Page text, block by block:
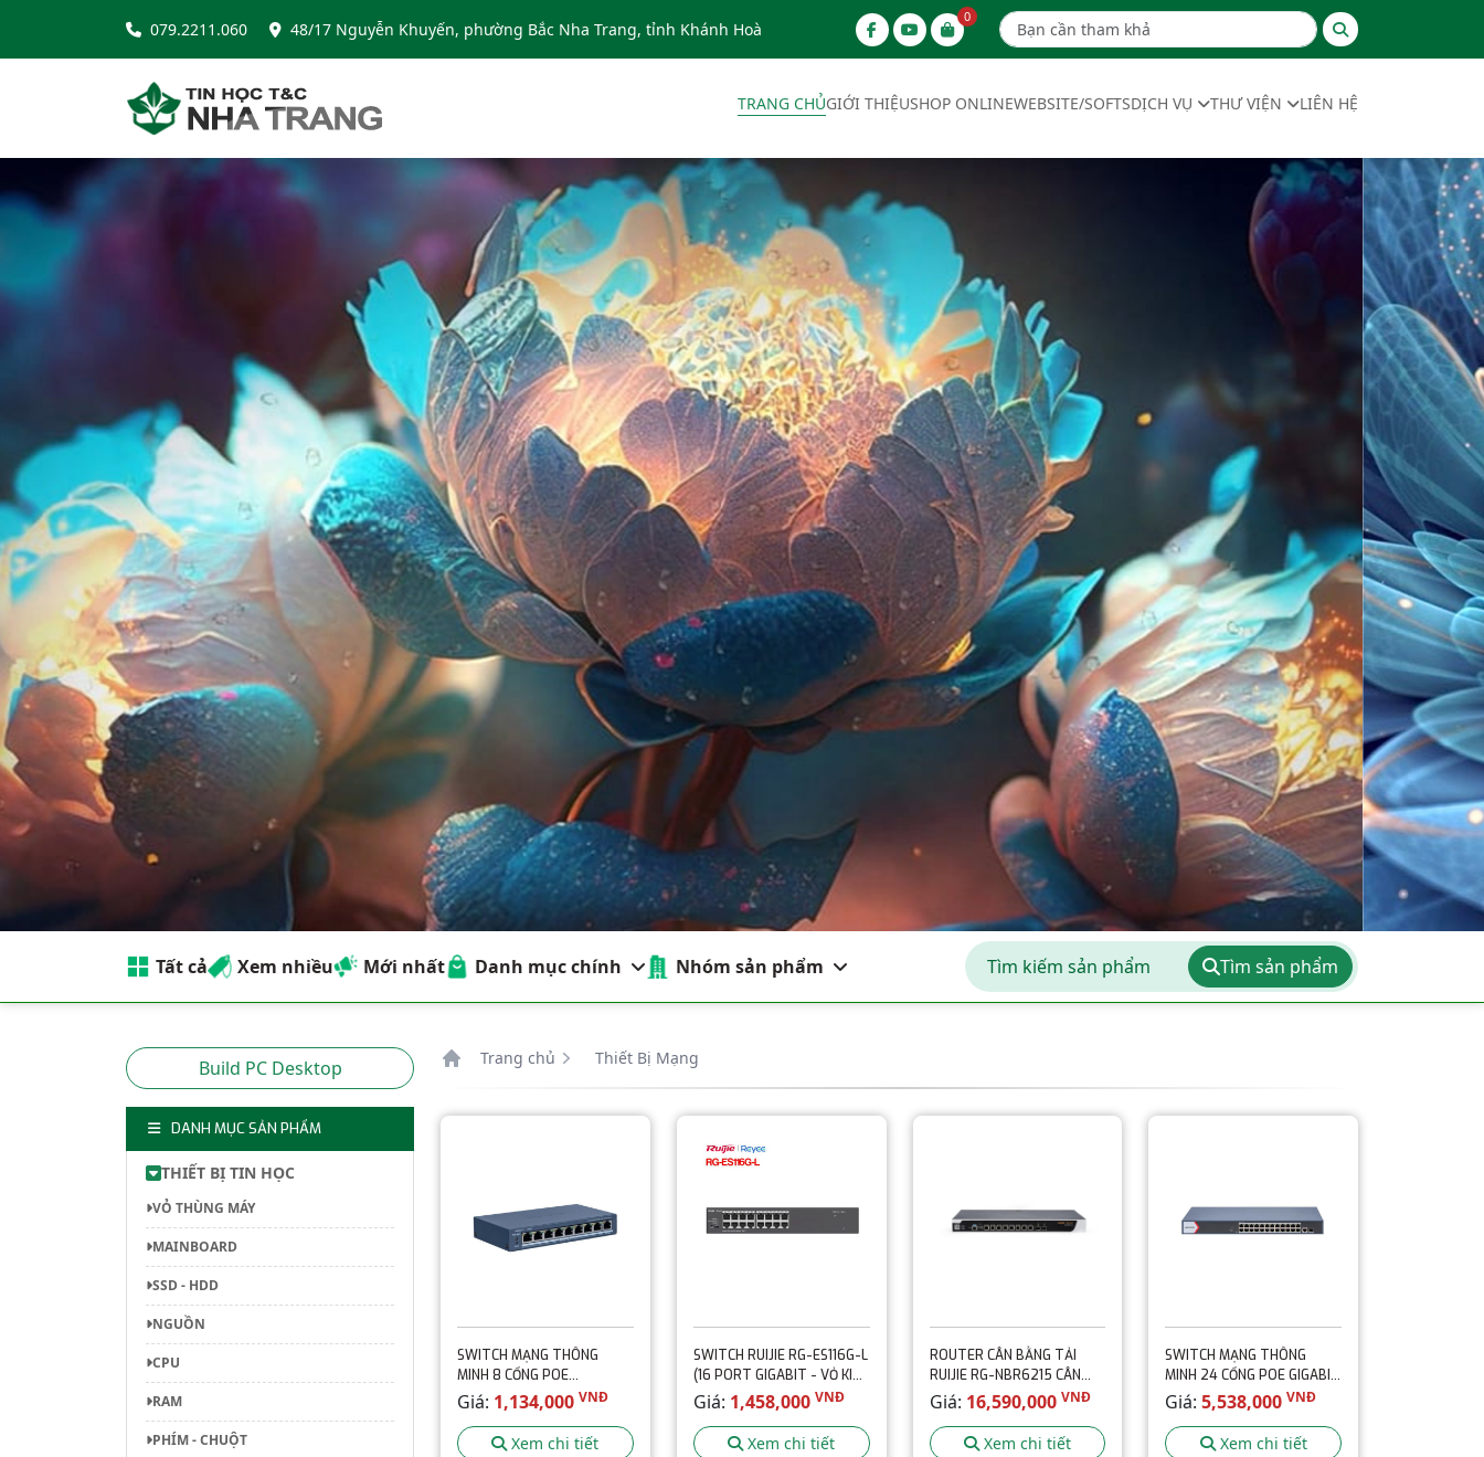
079.2211.060 48/17 Nguyễn Khuyến, phường Bắc Nha Trang, tỉnh Khánh Hoà
0
TRANG CHỦGIỚI THIỆUSHOP ONLINEWEBSITE/SOFTSDỊCH VỤ THƯ VIỆN LIÊN HỆ
Máy tính xử lý Đồ hoạ
T&C Nha Trang - Cung cấp các máy tính xử lý đồ hoạ với chi phí
vừa phải, đảm bảo hiệu suất và đáp ứng nhu cầu của khách
hàng ở nhiều mức độ khác nhau
Tất cả Xem nhiều Mới nhất Danh mục chính Nhóm sản phẩm Tìm sản phẩm
Build PC Desktop
DANH MỤC SẢN PHẨM
THIẾT BỊ TIN HỌC
VỎ THÙNG MÁY
MAINBOARD
SSD - HDD
NGUỒN
CPU
RAM
PHÍM - CHUỘT
Trang chủ Thiết Bị Mạng
SWITCH MẠNG THÔNG
MINH 8 CỔNG POE
HIKVISION DS-3E1309P-
Giá: 1,134,000 VNĐ
Xem chi tiết
SWITCH RUIJIE RG-ES116G-L
(16 PORT GIGABIT - VỎ KIM
LOẠI)
Giá: 1,458,000 VNĐ
Xem chi tiết
ROUTER CÂN BẰNG TẢI
RUIJIE RG-NBR6215 CÂN
BẰNG TẢI 7 WAN - CHỊU TẢI
1500 USER
Giá: 16,590,000 VNĐ
Xem chi tiết
SWITCH MẠNG THÔNG
MINH 24 CỔNG POE GIGABIT
HIKVISION DS-3E1526P-
Giá:5,538,000VNĐ
Xem chi tiết